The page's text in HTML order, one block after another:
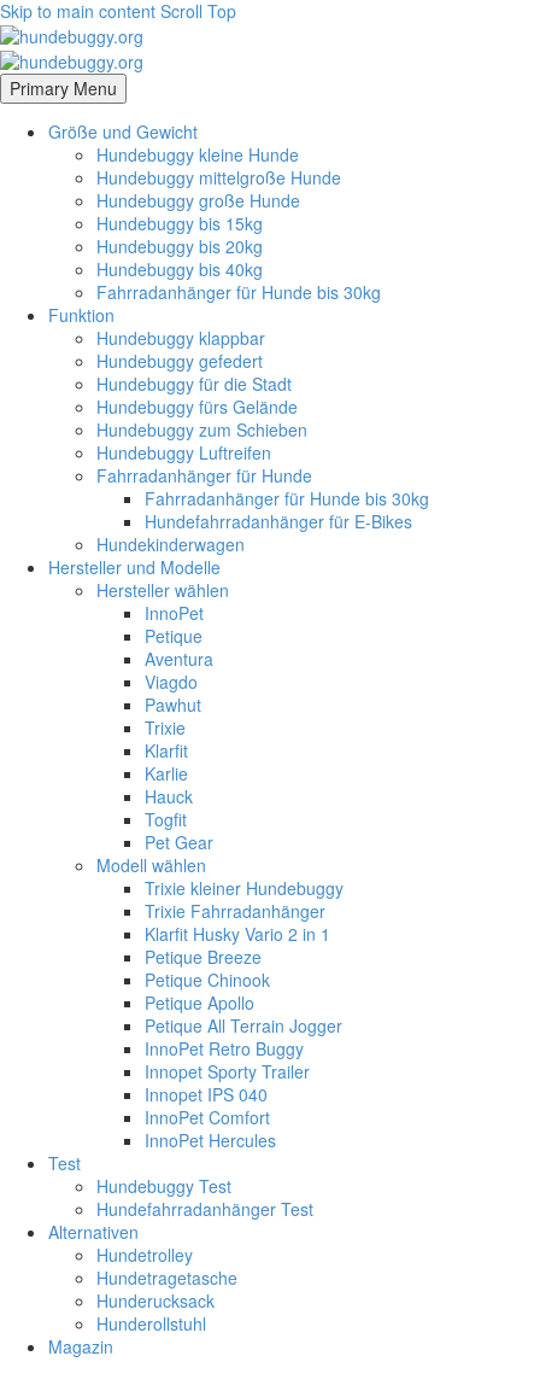
Skip to main content Scroll Top
Primary Menu
Größe und Gewicht
Hundebuggy kleine Hunde
Hundebuggy mittelgroße Hunde
Hundebuggy große Hunde
Hundebuggy bis 15kg
Hundebuggy bis 20kg
Hundebuggy bis 40kg
Fahrradanhänger für Hunde bis 30kg
Funktion
Hundebuggy klappbar
Hundebuggy gefedert
Hundebuggy für die Stadt
Hundebuggy fürs Gelände
Hundebuggy zum Schieben
Hundebuggy Luftreifen
Fahrradanhänger für Hunde
Fahrradanhänger für Hunde bis 30kg
Hundefahrradanhänger für E-Bikes
Hundekinderwagen
Hersteller und Modelle
Hersteller wählen
InnoPet
Petique
Aventura
Viagdo
Pawhut
Trixie
Klarfit
Karlie
Hauck
Togfit
Pet Gear
Modell wählen
Trixie kleiner Hundebuggy
Trixie Fahrradanhänger
Klarfit Husky Vario 2 in 1
Petique Breeze
Petique Chinook
Petique Apollo
Petique All Terrain Jogger
InnoPet Retro Buggy
Innopet Sporty Trailer
Innopet IPS 040
InnoPet Comfort
InnoPet Hercules
Test
Hundebuggy Test
Hundefahrradanhänger Test
Alternativen
Hundetrolley
Hundetragetasche
Hunderucksack
Hunderollstuhl
Magazin